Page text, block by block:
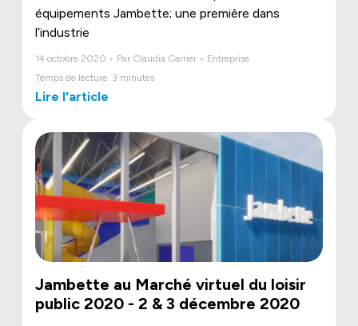
équipements Jambette; une première dans
l’industrie
14 octobre 2020 • Par Claudia Carrier • Entreprise
Temps de lecture: 3 minutes
Lire l'article
Jambette au Marché virtuel du loisir
public 2020 - 2 & 3 décembre 2020